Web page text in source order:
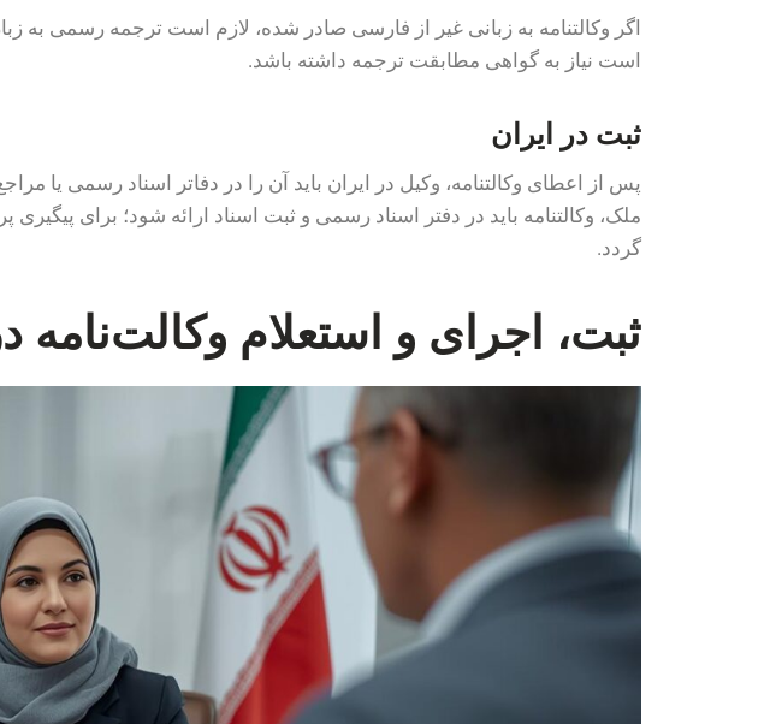
اگر وکالتنامه به زبانی غیر از فارسی صادر شده، لازم است ترجمه رسمی به
است نیاز به گواهی مطابقت ترجمه داشته باشد.
ثبت در ایران
پس از اعطای وکالتنامه، وکیل در ایران باید آن را در دفاتر اسناد رسمی یا
ملک، وکالتنامه باید در دفتر اسناد رسمی و ثبت اسناد ارائه شود؛ برای
گردد.
ثبت، اجرای و استعلام وکالت‌نامه